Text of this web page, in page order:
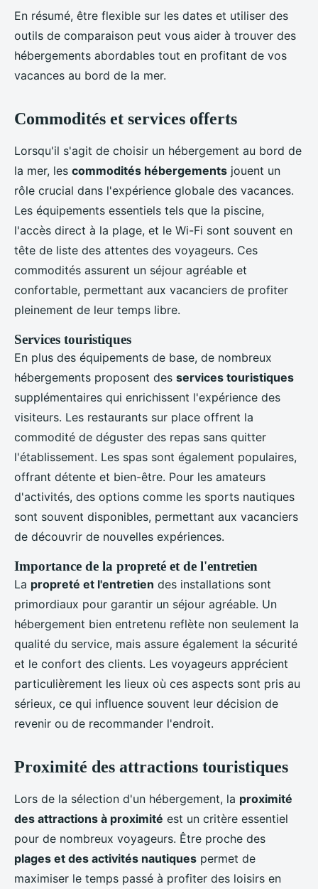
En résumé, être flexible sur les dates et utiliser des
outils de comparaison peut vous aider à trouver des
hébergements abordables tout en profitant de vos
vacances au bord de la mer.
Commodités et services offerts
Lorsqu'il s'agit de choisir un hébergement au bord de
la mer, les commodités hébergements jouent un
rôle crucial dans l'expérience globale des vacances.
Les équipements essentiels tels que la piscine,
l'accès direct à la plage, et le Wi-Fi sont souvent en
tête de liste des attentes des voyageurs. Ces
commodités assurent un séjour agréable et
confortable, permettant aux vacanciers de profiter
pleinement de leur temps libre.
Services touristiques
En plus des équipements de base, de nombreux
hébergements proposent des services touristiques
supplémentaires qui enrichissent l'expérience des
visiteurs. Les restaurants sur place offrent la
commodité de déguster des repas sans quitter
l'établissement. Les spas sont également populaires,
offrant détente et bien-être. Pour les amateurs
d'activités, des options comme les sports nautiques
sont souvent disponibles, permettant aux vacanciers
de découvrir de nouvelles expériences.
Importance de la propreté et de l'entretien
La propreté et l'entretien des installations sont
primordiaux pour garantir un séjour agréable. Un
hébergement bien entretenu reflète non seulement la
qualité du service, mais assure également la sécurité
et le confort des clients. Les voyageurs apprécient
particulièrement les lieux où ces aspects sont pris au
sérieux, ce qui influence souvent leur décision de
revenir ou de recommander l'endroit.
Proximité des attractions touristiques
Lors de la sélection d'un hébergement, la proximité
des attractions à proximité est un critère essentiel
pour de nombreux voyageurs. Être proche des
plages et des activités nautiques permet de
maximiser le temps passé à profiter des loisirs en